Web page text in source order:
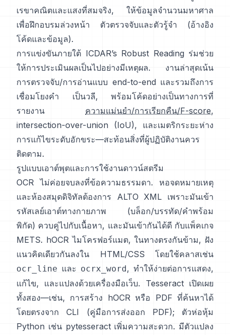
เรขาคณิตและแสงที่สมจริง, ให้ข้อมูลจำนวนมหาศาล
เพื่อฝึกอบรมล่วงหน้า ตัวตรวจจับและตัวรู้จำ (อ้างอิง
โค้ดและข้อมูล).
การแข่งขันภายใต้ ICDAR’s Robust Reading ร่มช่วย
ให้การประเมินผลเป็นไปอย่างมีเหตุผล. งานล่าสุดเน้น
การตรวจจับ/การอ่านแบบ end-to-end และรวมถึงการ
เชื่อมโยงคำ เป็นวลี, พร้อมโค้ดอย่างเป็นทางการที่
รายงาน
ความแม่นยำ/การเรียกคืน/F-score,
intersection-over-union (IoU), และเมตริกระยะห่าง
การแก้ไขระดับอักขระ—สะท้อนสิ่งที่ผู้ปฏิบัติงานควร
ติดตาม.
รูปแบบเอาต์พุตและการใช้งานดาวน์สตรีม
OCR ไม่ค่อยจบลงที่ข้อความธรรมดา. หอจดหมายเหตุ
และห้องสมุดดิจิทัลต้องการ
ALTO XML เพราะมันเข้า
รหัสเลย์เอาต์ทางกายภาพ (บล็อก/บรรทัด/คำพร้อม
พิกัด) ควบคู่ไปกับเนื้อหา, และมันเข้ากันได้ดี กับแพ็คเกจ
METS. hOCR ไมโครฟอร์แมต, ในทางตรงกันข้าม, ฝัง
แนวคิดเดียวกันลงใน HTML/CSS โดยใช้คลาสเช่น
ocr_line และ ocrx_word, ทำให้ง่ายต่อการแสดง,
แก้ไข, และแปลงด้วยเครื่องมือเว็บ. Tesseract เปิดเผย
ทั้งสอง—เช่น, การสร้าง hOCR หรือ PDF ที่ค้นหาได้
โดยตรงจาก CLI (คู่มือการส่งออก PDF); ตัวห่อหุ้ม
Python เช่น pytesseract เพิ่มความสะดวก. มีตัวแปลง